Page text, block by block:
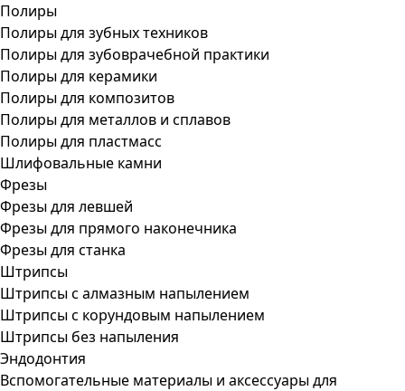
Полиры
Полиры для зубных техников
Полиры для зубоврачебной практики
Полиры для керамики
Полиры для композитов
Полиры для металлов и сплавов
Полиры для пластмасс
Шлифовальные камни
Фрезы
Фрезы для левшей
Фрезы для прямого наконечника
Фрезы для станка
Штрипсы
Штрипсы c алмазным напылением
Штрипсы c корундовым напылением
Штрипсы без напыления
Эндодонтия
Вспомогательные материалы и аксессуары для